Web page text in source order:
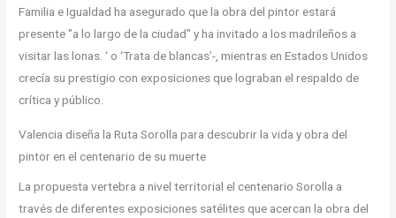
Familia e Igualdad ha asegurado que la obra del pintor estará
presente "a lo largo de la ciudad" y ha invitado a los madrileños a
visitar las lonas. ‘ o ‘Trata de blancas’-, mientras en Estados Unidos
crecía su prestigio con exposiciones que lograban el respaldo de
crítica y público.
Valencia diseña la Ruta Sorolla para descubrir la vida y obra del
pintor en el centenario de su muerte
La propuesta vertebra a nivel territorial el centenario Sorolla a
través de diferentes exposiciones satélites que acercan la obra del